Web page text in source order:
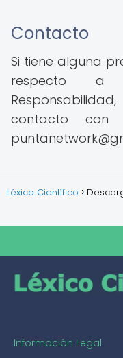
Contacto
Si tiene alguna
respecto a
contacto
Léxico Científico
Información Legal